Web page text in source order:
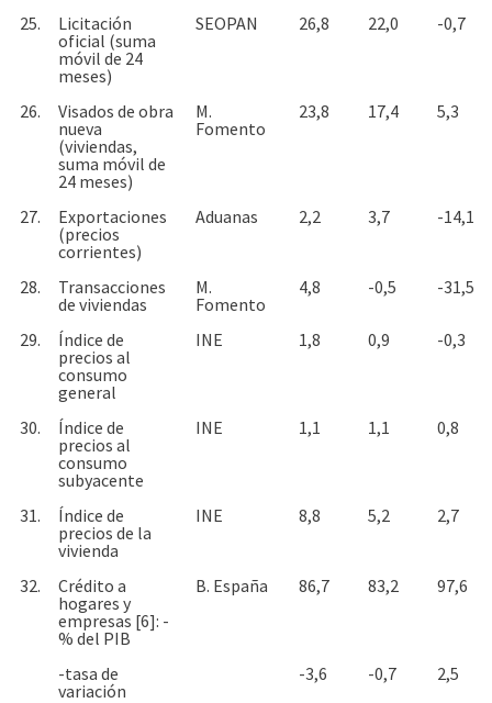
25.
Licitación
oficial (suma
móvil de 24
meses)
SEOPAN 26,8 22,0 -0,7
26.
Visados de obra
nueva
(viviendas,
suma móvil de
24 meses)
M.
Fomento
23,8 17,4 5,3
27.
Exportaciones
(precios
corrientes)
Aduanas 2,2 3,7 -14,1
28.
Transacciones
de viviendas
M.
Fomento
4,8 -0,5 -31,5
29.
Índice de
precios al
consumo
general
INE 1,8 0,9 -0,3
30.
Índice de
precios al
consumo
subyacente
INE 1,1 1,1 0,8
31.
Índice de
precios de la
vivienda
INE 8,8 5,2 2,7
32.
Crédito a
hogares y
empresas [6]: -
% del PIB
B. España 86,7 83,2 97,6
-tasa de
variación
-3,6 -0,7 2,5